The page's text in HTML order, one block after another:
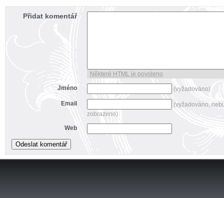
Přidat komentář
Některé HTML je povoleno
Jméno
(vyžadováno)
Email
(vyžadováno,
zobrazeno)
Web